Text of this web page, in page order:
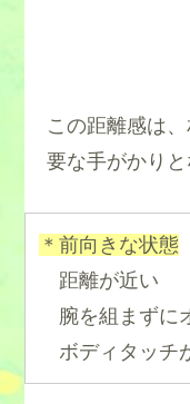
この距離感は
要な手がかりと
＊前向きな状態
距離が近い
腕を組まずに
ボディタッ